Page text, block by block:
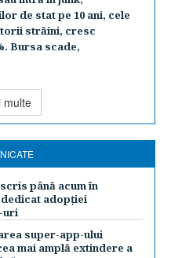
de stat pe 10 ani, cele
străini, cresc
Bursa scade,
multe
până acum în
adopției
uri
super-app-ului
mai amplă extindere a